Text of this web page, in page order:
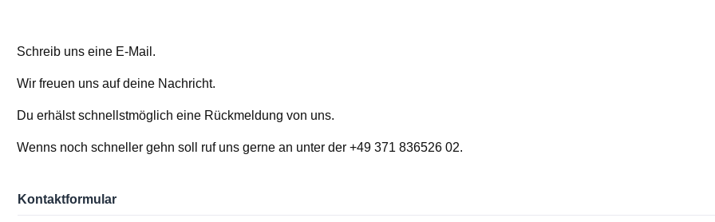
Schreib uns eine E-Mail.
Wir freuen uns auf deine Nachricht.
Du erhälst schnellstmöglich eine Rückmeldung von uns.
Wenns noch schneller gehn soll ruf uns gerne an unter der +49 371 836526 02.
Kontaktformular